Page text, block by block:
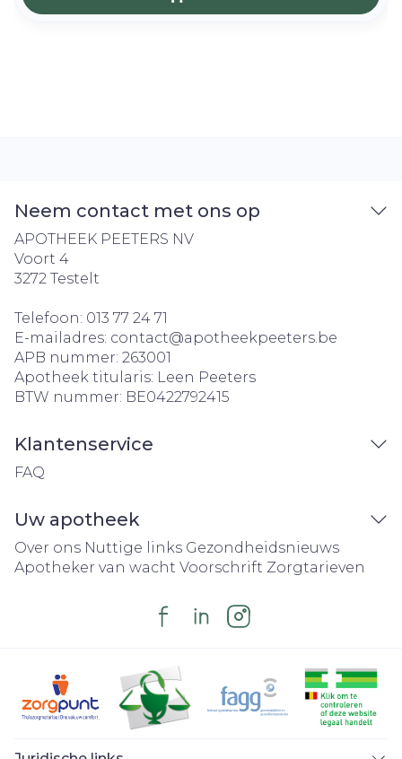
Neem contact met ons op
APOTHEEK PEETERS NV
Voort 4
3272 Testelt
Telefoon: 013 77 24 71
E-mailadres: contact@apotheekpeeters.be
APB nummer: 263001
Apotheek titularis: Leen Peeters
BTW nummer: BE0422792415
Klantenservice
FAQ
Uw apotheek
Over ons Nuttige links Gezondheidsnieuws
Apotheker van wacht Voorschrift Zorgtarieven